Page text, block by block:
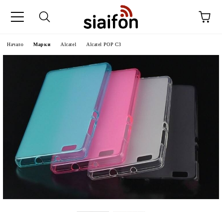
Начало Марки Alcatel Alcatel POP C3